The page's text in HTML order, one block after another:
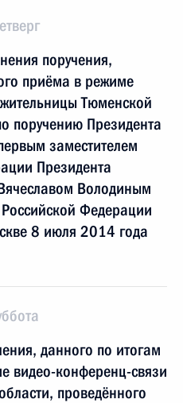
поручения,
приёма в режиме
Тюменской
поручению Президента
заместителем
Президента
Володиным
Федерации
8 июля 2014 года
данного по итогам
видео-конференц-связи
проведённого